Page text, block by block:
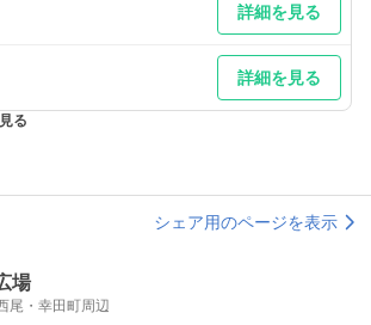
詳細を見る
詳細を見る
る
シェア用のページを表示
場
尾・幸田町周辺